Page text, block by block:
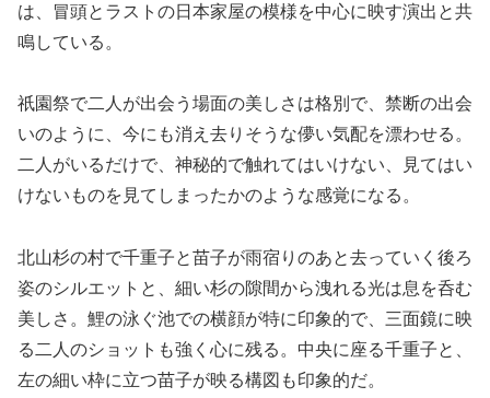
は、冒頭とラストの日本家屋の模様を中心に映す演出と共
鳴している。
祇園祭で二人が出会う場面の美しさは格別で、禁断の出会
いのように、今にも消え去りそうな儚い気配を漂わせる。
二人がいるだけで、神秘的で触れてはいけない、見てはい
けないものを見てしまったかのような感覚になる。
北山杉の村で千重子と苗子が雨宿りのあと去っていく後ろ
姿のシルエットと、細い杉の隙間から洩れる光は息を呑む
美しさ。鯉の泳ぐ池での横顔が特に印象的で、三面鏡に映
る二人のショットも強く心に残る。中央に座る千重子と、
左の細い枠に立つ苗子が映る構図も印象的だ。